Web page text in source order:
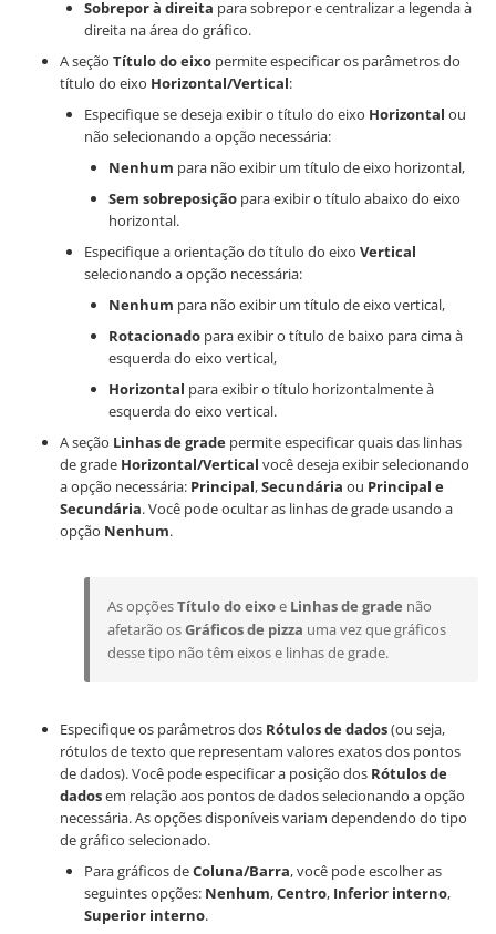
Sobrepor à direita para sobrepor e centralizar a legenda à
direita na área do gráfico.
A seção Título do eixo permite especificar os parâmetros do
título do eixo Horizontal/Vertical:
Especifique se deseja exibir o título do eixo Horizontal ou
não selecionando a opção necessária:
Nenhum para não exibir um título de eixo horizontal,
Sem sobreposição para exibir o título abaixo do eixo
horizontal.
Especifique a orientação do título do eixo Vertical
selecionando a opção necessária:
Nenhum para não exibir um título de eixo vertical,
Rotacionado para exibir o título de baixo para cima à
esquerda do eixo vertical,
Horizontal para exibir o título horizontalmente à
esquerda do eixo vertical.
A seção Linhas de grade permite especificar quais das linhas
de grade Horizontal/Vertical você deseja exibir selecionando
a opção necessária: Principal,Secundária ou Principal e
Secundária. Você pode ocultar as linhas de grade usando a
opção Nenhum.
As opçõesTítulo do eixoe Linhas de grade não
afetarão osGráficos de pizza uma vez que gráficos
desse tipo não têm eixos e linhas de grade.
Especifique os parâmetros dos Rótulos de dados(ou seja,
rótulos de texto que representam valores exatos dos pontos
de dados). Você pode especificar a posição dos Rótulos de
dadosem relação aos pontos de dados selecionando a opção
necessária. As opções disponíveis variam dependendo do tipo
de gráfico selecionado.
Para gráficos deColuna/Barra, você pode escolher as
seguintes opções: Nenhum,Centro, Inferior interno,
Superior interno.